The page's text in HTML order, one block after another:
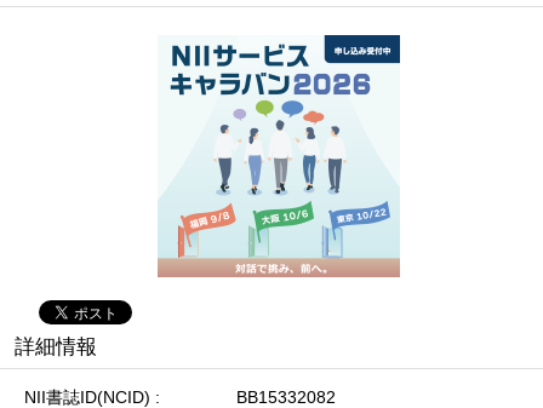
詳細情報
NII書誌ID(NCID)
BB15332082